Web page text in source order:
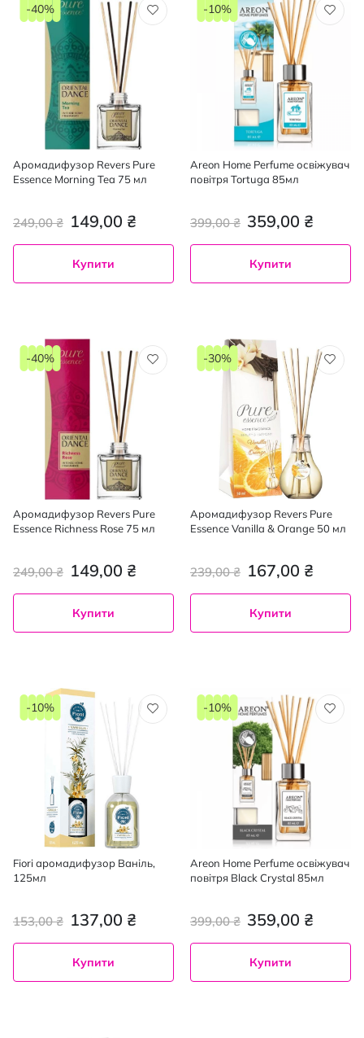
Аромадифузор Revers Pure
Essence Morning Tea 75 мл
149,00 ₴
249,00 ₴
-40%
Купити
Areon Home Perfume освіжувач
повітря Tortuga 85мл
359,00 ₴
399,00 ₴
-10%
Купити
Аромадифузор Revers Pure
Essence Richness Rose 75 мл
149,00 ₴
249,00 ₴
-40%
Купити
Аромадифузор Revers Pure
Essence Vanilla & Orange 50 мл
167,00 ₴
239,00 ₴
-30%
Купити
Fiori аромадифузор Ваніль,
125мл
137,00 ₴
153,00 ₴
-10%
Купити
Areon Home Perfume освіжувач
повітря Black Crystal 85мл
359,00 ₴
399,00 ₴
-10%
Купити